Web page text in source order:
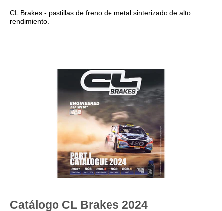
CL Brakes - pastillas de freno de metal sinterizado de alto
rendimiento.
Catálogo CL Brakes 2024